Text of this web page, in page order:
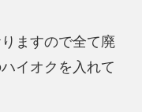
ますので全て廃
イオクを入れて